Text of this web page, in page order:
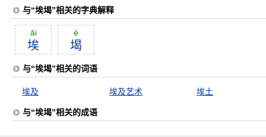
与“埃堨”相关的字典解释
āi
埃
è
堨
与“埃堨”相关的词语
埃及 埃及艺术 埃土
与“埃堨”相关的成语